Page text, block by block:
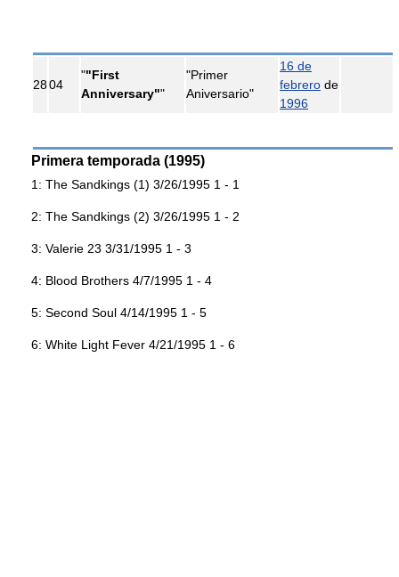
2804
""First
Anniversary""
"Primer
Aniversario"
16 de
febrero de
1996
Primera temporada (1995)
1: The Sandkings (1) 3/26/1995 1 - 1
2: The Sandkings (2) 3/26/1995 1 - 2
3: Valerie 23 3/31/1995 1 - 3
4: Blood Brothers 4/7/1995 1 - 4
5: Second Soul 4/14/1995 1 - 5
6: White Light Fever 4/21/1995 1 - 6